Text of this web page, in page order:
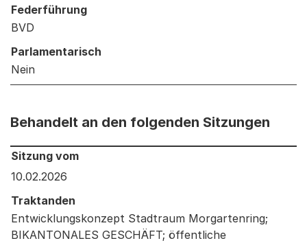
Federführung
BVD
Parlamentarisch
Nein
Behandelt an den folgenden Sitzungen
Behandelt an den folgenden Sitzungen: Informationen
Sitzung vom
10.02.2026
Traktanden
Entwicklungskonzept Stadtraum Morgartenring;
BIKANTONALES GESCHÄFT; öffentliche